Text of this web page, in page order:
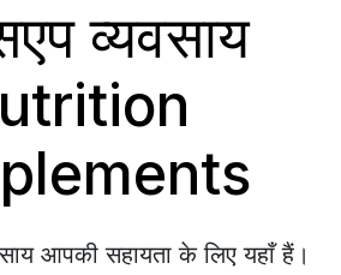
व्यवसाय
आपकी सहायता के लिए यहाँ हैं।